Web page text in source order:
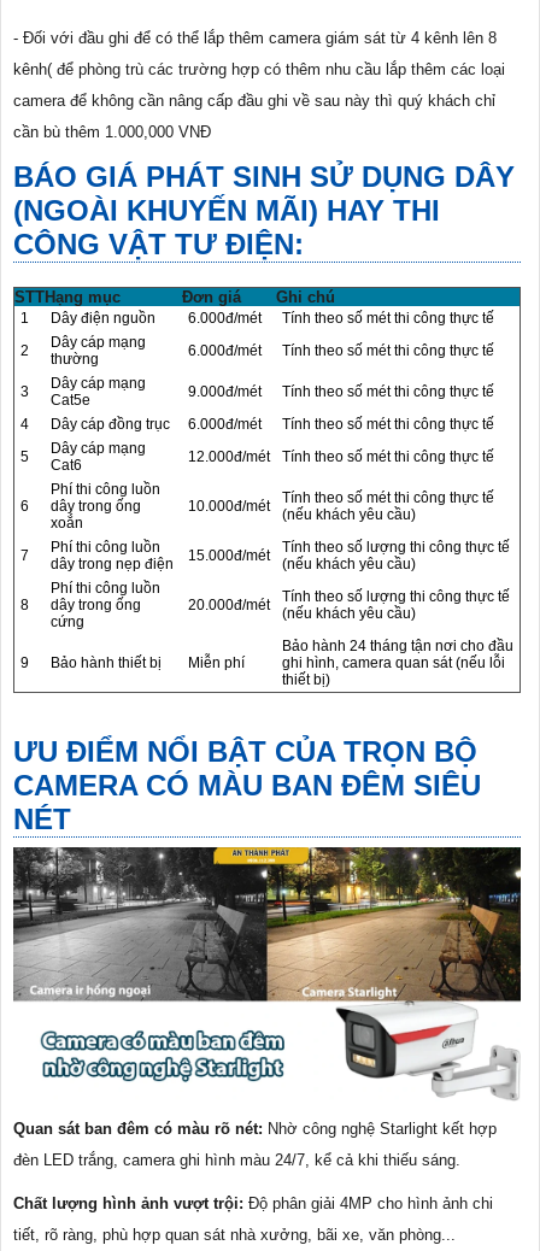
- Đối với đầu ghi để có thể lắp thêm camera giám sát từ 4 kênh lên 8
kênh( để phòng trù các trường hợp có thêm nhu cầu lắp thêm các loại
camera để không cần nâng cấp đầu ghi về sau này thì quý khách chỉ
cần bù thêm 1.000,000 VNĐ
BÁO GIÁ PHÁT SINH SỬ DỤNG DÂY
(NGOÀI KHUYẾN MÃI) HAY THI
CÔNG VẬT TƯ ĐIỆN:
STTHạng mục Đơn giá Ghi chú
1 Dây điện nguồn 6.000đ/mét
Tính theo số mét thi công thực tế
2
Dây cáp mạng
thường
6.000đ/mét Tính theo số mét thi công thực tế
3
Dây cáp mạng
Cat5e
9.000đ/mét
Tính theo số mét thi công thực tế
4
Dây cáp đồng trục 6.000đ/mét
Tính theo số mét thi công thực tế
5
Dây cáp mạng
Cat6
12.000đ/mét Tính theo số mét thi công thực tế
6
Phí thi công luồn
dây trong ống
xoắn
10.000đ/mét
Tính theo số mét thi công thực tế
(nếu khách yêu cầu)
7
Phí thi công luồn
dây trong nẹp điện
15.000đ/mét
Tính theo số lượng thi công thực tế
(nếu khách yêu cầu)
8
Phí thi công luồn
dây trong ống
cứng
20.000đ/mét
Tính theo số lượng thi công thực tế
(nếu khách yêu cầu)
9 Bảo hành thiết bị Miễn phí
Bảo hành 24 tháng tận nơi cho đầu
ghi hình, camera quan sát (nếu lỗi
thiết bị)
ƯU ĐIỂM NỔI BẬT CỦA TRỌN BỘ
CAMERA CÓ MÀU BAN ĐÊM SIÊU
NÉT
Quan sát ban đêm có màu rõ nét: Nhờ công nghệ Starlight kết hợp
đèn LED trắng, camera ghi hình màu 24/7, kể cả khi thiếu sáng.
Chất lượng hình ảnh vượt trội: Độ phân giải 4MP cho hình ảnh chi
tiết, rõ ràng, phù hợp quan sát nhà xưởng, bãi xe, văn phòng...